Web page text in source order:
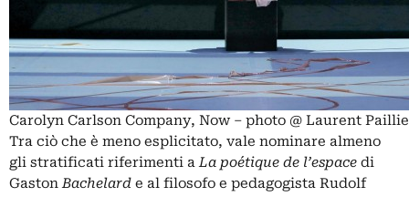
Carolyn Carlson Company, Now – photo @ Laurent
Tra ciò che è meno esplicitato, vale nominare almeno
gli stratificati riferimenti aLa poétique de l’espace di
GastonBachelard e al filosofo e pedagogista Rudolf